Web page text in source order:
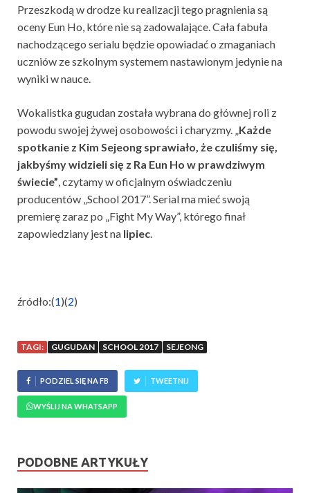
Przeszkodą w drodze ku realizacji tego pragnienia są
oceny Eun Ho, które nie są zadowalające. Cała fabuła
nachodzącego serialu będzie opowiadać o zmaganiach
uczniów ze szkolnym systemem nastawionym jedynie na
wyniki w nauce.
Wokalistka gugudan została wybrana do głównej roli z
powodu swojej żywej osobowości i charyzmy. „Każde
spotkanie z Kim Sejeong sprawiało, że czuliśmy się,
jakbyśmy widzieli się z Ra Eun Ho w prawdziwym
świecie”, czytamy w oficjalnym oświadczeniu
producentów „School 2017”. Serial ma mieć swoją
premierę zaraz po „Fight My Way”, którego finał
zapowiedziany jest na lipiec.
źródło:(1)(2)
TAGI: GUGUDAN SCHOOL 2017 SEJEONG
PODZIEL SIĘ NA FB TWEETNIJ
WYŚLIJ NA WHATSAPP
PODOBNE ARTYKUŁY